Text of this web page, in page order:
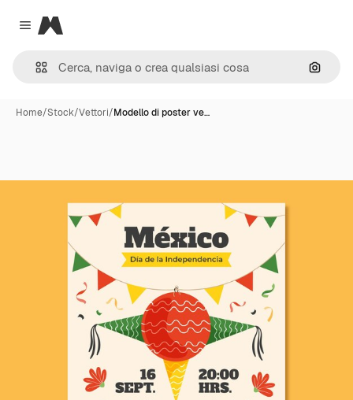
Close menu
Magnific
Cerca
Home/Stock/Vettori/Modello di poster ve…